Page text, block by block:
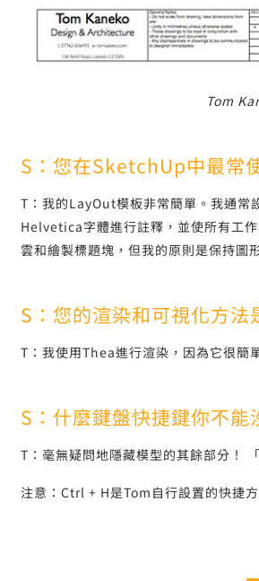
Tom
S：您在SketchUp中最常
T：我的LayOut模板非常簡單。我通常
Helvetica字體進行註釋，並使所有工
雲和繪製標題塊，但我的原則是保持圖
S：您的渲染和可視化方法
T：我使用Thea進行渲染，因為它很
S：什麼鍵盤快捷鍵你不能
T：毫無疑問地隱藏模型的其餘部分！
注意：Ctrl + H是Tom自行設置的快捷方